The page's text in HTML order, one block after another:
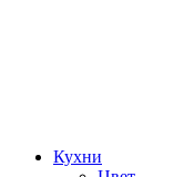
Кухни